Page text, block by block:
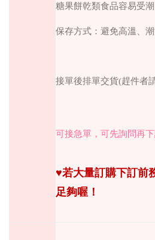
糖果餅乾類食品容易受
保存方式：避免高溫、潮
接單後排單交貨(趕件者
可接急單，可先詢問再
♥若大量訂購下訂前
足夠喔！